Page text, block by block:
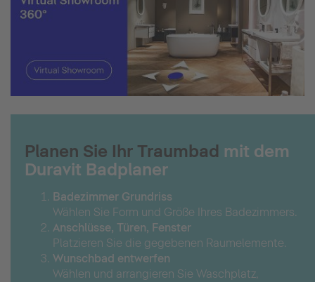
Planen Sie Ihr Traumbad mit dem
Duravit Badplaner
Badezimmer Grundriss
Wählen Sie Form und Größe Ihres Badezimmers.
Anschlüsse, Türen, Fenster
Platzieren Sie die gegebenen Raumelemente.
Wunschbad entwerfen
Wählen und arrangieren Sie Waschplatz,